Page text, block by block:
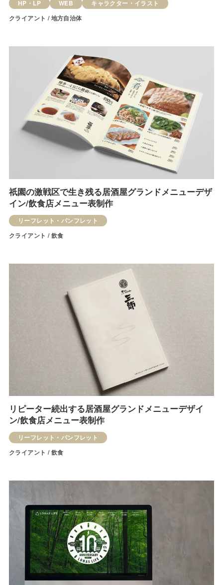
HP・LP WEB
キャラクター・イラスト
クライアント / 地方自治体
祇園の激戦区で生き残る居酒屋グランドメニューデザ
イン/飲食店メニュー表制作
リーフレット・パンフレット
クライアント / 飲食
リピーター続出する居酒屋グランドメニューデザイ
ン/飲食店メニュー表制作
リーフレット・パンフレット
クライアント / 飲食